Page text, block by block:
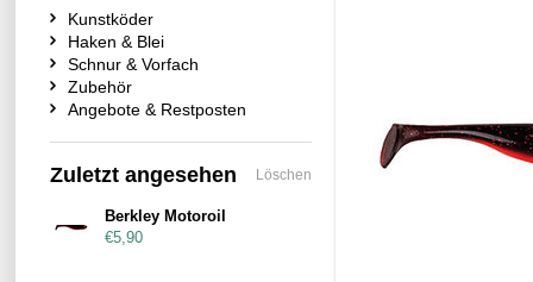
Kunstköder
Haken & Blei
Schnur & Vorfach
Zubehör
Angebote & Restposten
Zuletzt angesehen Löschen
Berkley Motoroil
€5,90